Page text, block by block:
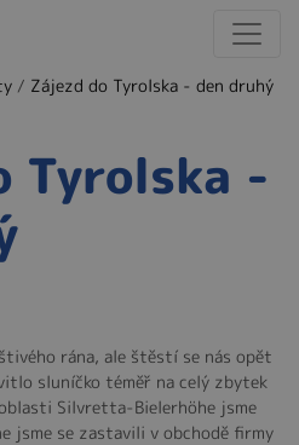
/ Zájezd do Tyrolska - den druhý
Tyrolska -
rána, ale štěstí se nás opět
sluníčko téměř na celý zbytek
Silvretta-Bielerhöhe jsme
jsme se zastavili v obchodě firmy